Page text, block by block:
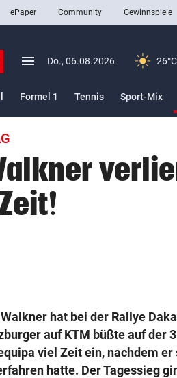
closeSchließen
KG 2026
ePaper Community Gewinnspiele
menu Menü aufklappen
Do., 06.08.2026 26°C
Formel 1 Tennis Sport-Mix
hat bei der Rallye
auf KTM büßte auf der
viel Zeit ein, nachdem
hatte. Der Tagessieg